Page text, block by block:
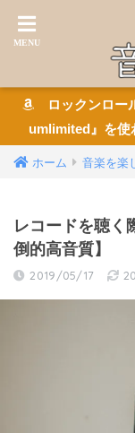
ロックンロー
umlimited』を使
ホーム 音楽を楽
レコードを聴く
倒的高音質】
2019/05/17